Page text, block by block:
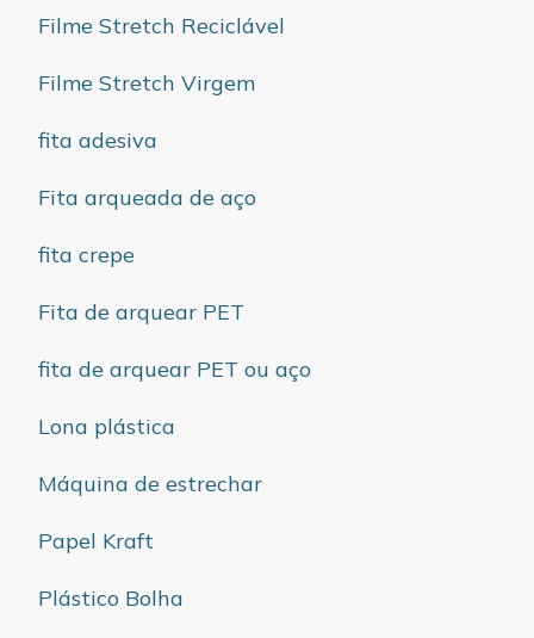
Filme Stretch Reciclável
Filme Stretch Virgem
fita adesiva
Fita arqueada de aço
fita crepe
Fita de arquear PET
fita de arquear PET ou aço
Lona plástica
Máquina de estrechar
Papel Kraft
Plástico Bolha